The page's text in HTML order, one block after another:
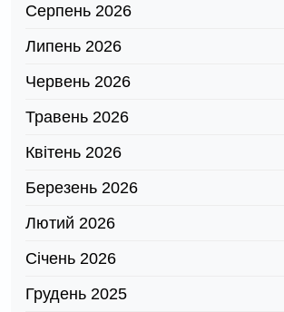
Серпень 2026
Липень 2026
Червень 2026
Травень 2026
Квітень 2026
Березень 2026
Лютий 2026
Січень 2026
Грудень 2025